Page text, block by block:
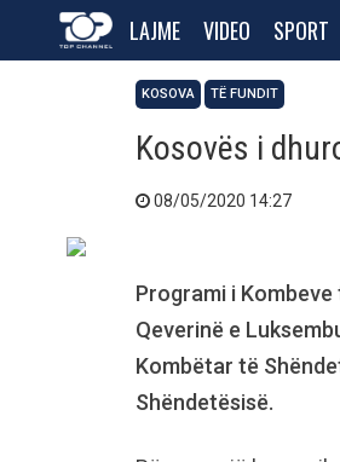
LAJME VIDEO SPORT
KOSOVA TË FUNDIT
Kosovës i
08/05/2020 14:27
Programi i Kombeve
Qeverinë e
Kombëtar të
Shëndetësisë.